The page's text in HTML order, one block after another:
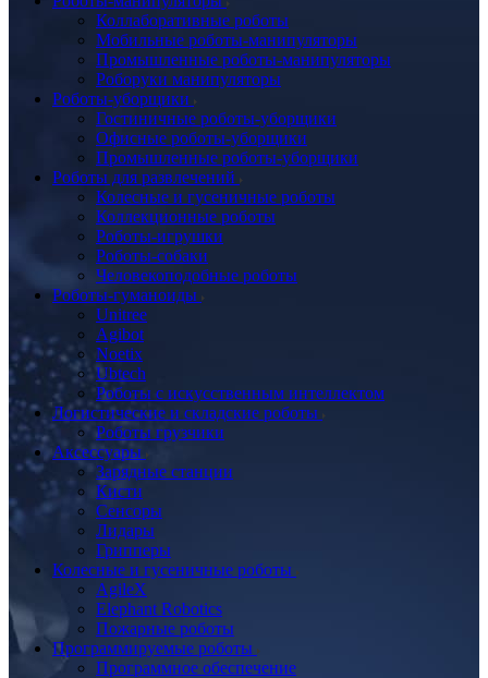
Коллаборативные роботы
Мобильные роботы-манипуляторы
Промышленные роботы-манипуляторы
Роборуки манипуляторы
Роботы-уборщики
Гостиничные роботы-уборщики
Офисные роботы-уборщики
Промышленные роботы-уборщики
Роботы для развлечений
Колесные и гусеничные роботы
Коллекционные роботы
Роботы-игрушки
Роботы-собаки
Человекоподобные роботы
Роботы-гуманоиды
Unitree
Agibot
Noetix
Ubtech
Роботы с искусственным интеллектом
Логистические и складские роботы
Роботы грузчики
Аксессуары
Зарядные станции
Кисти
Сенсоры
Лидары
Грипперы
Колесные и гусеничные роботы
AgileX
Elephant Robotics
Пожарные роботы
Программируемые роботы
Программное обеспечение